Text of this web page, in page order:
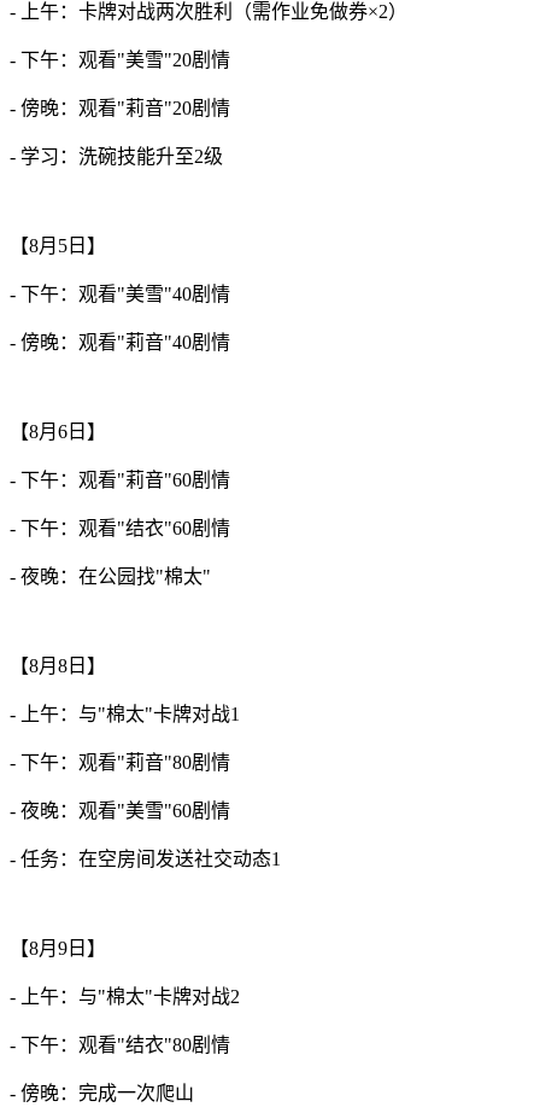
- 上午：卡牌对战两次胜利（需作业免做券×2）
- 下午：观看"美雪"20剧情
- 傍晚：观看"莉音"20剧情
- 学习：洗碗技能升至2级
【8月5日】
- 下午：观看"美雪"40剧情
- 傍晚：观看"莉音"40剧情
【8月6日】
- 下午：观看"莉音"60剧情
- 下午：观看"结衣"60剧情
- 夜晚：在公园找"棉太"
【8月8日】
- 上午：与"棉太"卡牌对战1
- 下午：观看"莉音"80剧情
- 夜晚：观看"美雪"60剧情
- 任务：在空房间发送社交动态1
【8月9日】
- 上午：与"棉太"卡牌对战2
- 下午：观看"结衣"80剧情
- 傍晚：完成一次爬山